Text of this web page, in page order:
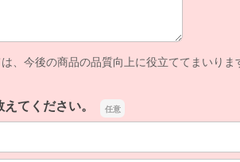
、今後の商品の品質向上に役立ててまいりま
てください。